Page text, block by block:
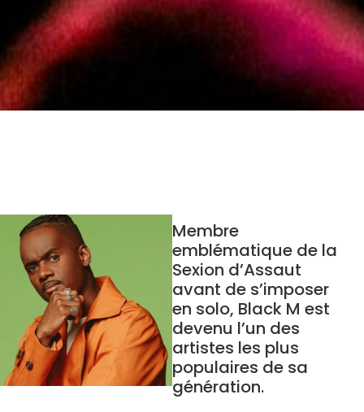
Membre
emblématique de la
Sexion d’Assaut
avant de s’imposer
en solo, Black M est
devenu l’un des
artistes les plus
populaires de sa
génération.